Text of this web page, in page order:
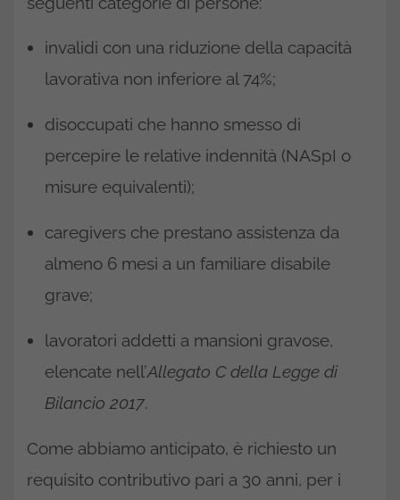
invalidi con una riduzione della capacità
lavorativa non inferiore al 74%;
disoccupati che hanno smesso di
percepire le relative indennità (NASpI o
misure equivalenti);
caregivers che prestano assistenza da
almeno 6 mesi a un familiare disabile
grave;
lavoratori addetti a mansioni gravose,
elencate nell’Allegato C della Legge di
Bilancio 2017.
Come abbiamo anticipato, è richiesto un
requisito contributivo pari a 30 anni, per i